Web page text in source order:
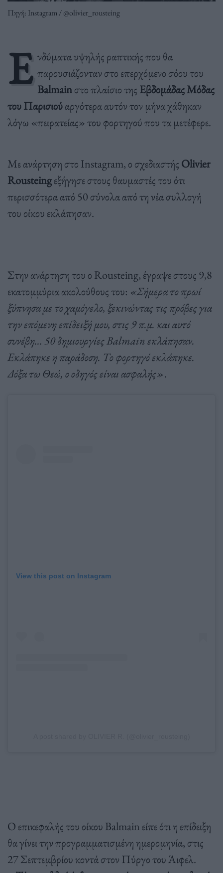
Πηγή: Instagram / @olivier_rousteing
Ε νδύματα υψηλής ραπτικής που θα
παρουσιάζονταν στο επερχόμενο σόου του
Balmainστο πλαίσιο της Εβδομάδας Μόδας
του Παρισιούαργότερα αυτόν τον μήνα χάθηκαν
λόγω «πειρατείας» του φορτηγού που τα μετέφερε.
Με ανάρτηση στο Instagram, ο σχεδιαστής Olivier
Rousteingεξήγησε στους θαυμαστές του ότι
περισσότερα από 50 σύνολα από τη νέα συλλογή
του οίκου εκλάπησαν.
Στην ανάρτηση του ο Rousteing, έγραψε στους 9,8
εκατομμύρια ακολούθους του: «Σήμερα το πρωί
ξύπνησα με το χαμόγελο, ξεκινώντας τις πρόβες για
την επόμενη επίδειξή μου, στις 9 π.μ. και αυτό
συνέβη… 50 δημιουργίες Balmain εκλάπησαν.
Εκλάπηκε η παράδοση. Το φορτηγό εκλάπηκε.
Δόξα τω Θεώ, ο οδηγός είναι ασφαλής».
View this post on Instagram
Ο επικεφαλής του οίκου Balmain είπε ότι η επίδειξη
θα γίνει την προγραμματισμένη ημερομηνία, στις
27 Σεπτεμβρίου κοντά στον Πύργο του Άιφελ.